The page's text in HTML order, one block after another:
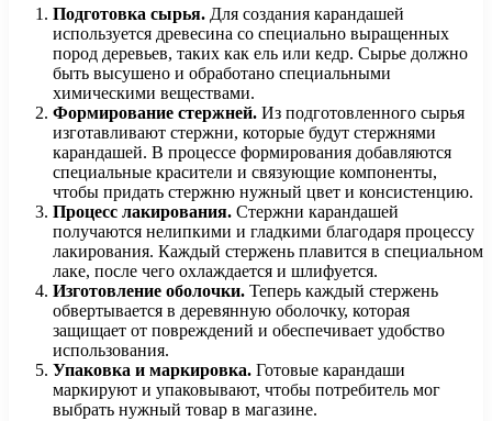
Подготовка сырья. Для создания карандашей
используется древесина со специально выращенных
пород деревьев, таких как ель или кедр. Сырье должно
быть высушено и обработано специальными
химическими веществами.
Формирование стержней. Из подготовленного сырья
изготавливают стержни, которые будут стержнями
карандашей. В процессе формирования добавляются
специальные красители и связующие компоненты,
чтобы придать стержню нужный цвет и консистенцию.
Процесс лакирования. Стержни карандашей
получаются нелипкими и гладкими благодаря процессу
лакирования. Каждый стержень плавится в специальном
лаке, после чего охлаждается и шлифуется.
Изготовление оболочки. Теперь каждый стержень
обвертывается в деревянную оболочку, которая
защищает от повреждений и обеспечивает удобство
использования.
Упаковка и маркировка. Готовые карандаши
маркируют и упаковывают, чтобы потребитель мог
выбрать нужный товар в магазине.